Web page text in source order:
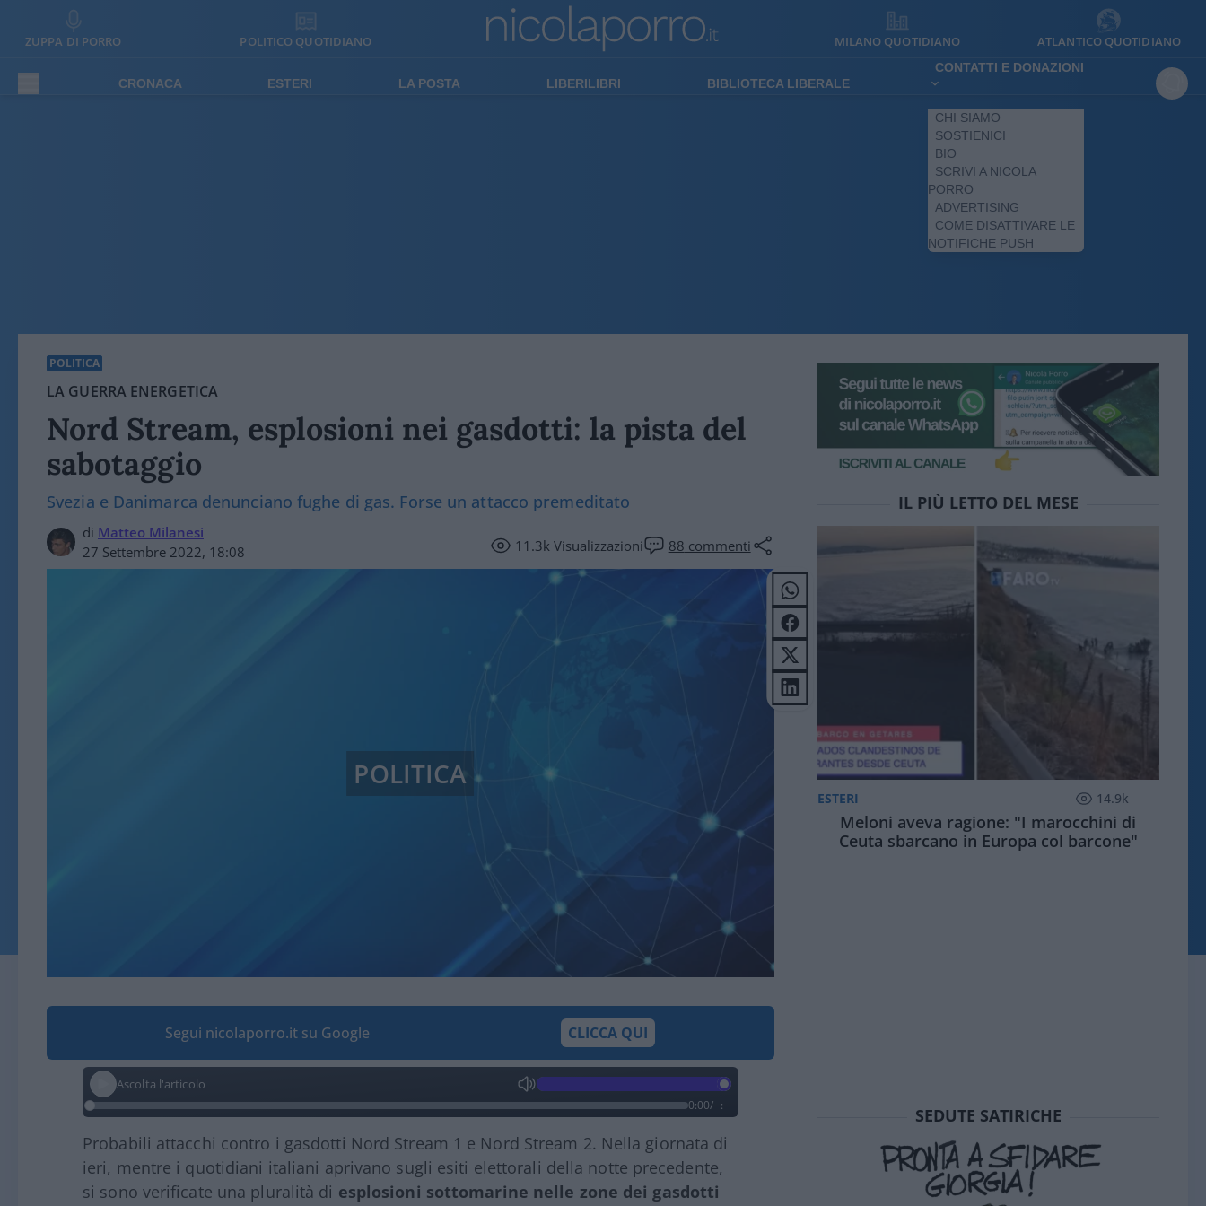
ZUPPA DI PORRO POLITICO QUOTIDIANO MILANO QUOTIDIANO ATLANTICO QUOTIDIANO
CRONACA ESTERI LA POSTA LIBERILIBRI BIBLIOTECA LIBERALE
CONTATTI E DONAZIONI
CHI SIAMO
SOSTIENICI
BIO
SCRIVI A NICOLA
PORRO
ADVERTISING
COME DISATTIVARE LE
NOTIFICHE PUSH
POLITICA
LA GUERRA ENERGETICA
Nord Stream, esplosioni nei gasdotti: la pista del
sabotaggio
Svezia e Danimarca denunciano fughe di gas. Forse un attacco premeditato
di Matteo Milanesi
27 Settembre 2022, 18:08
11.3kVisualizzazioni 88 commenti
POLITICA
Segui nicolaporro.it su Google CLICCA QUI
Ascolta l'articolo
0:00/--:--
Probabili attacchi contro i gasdotti Nord Stream 1 e Nord Stream 2. Nella giornata di
ieri, mentre i quotidiani italiani aprivano sugli esiti elettorali della notte precedente,
si sono verificate una pluralità di esplosioni sottomarine nelle zone dei gasdotti
IL PIÙ LETTO DEL MESE
ESTERI 14.9k
Meloni aveva ragione: "I marocchini di
Ceuta sbarcano in Europa col barcone"
SEDUTE SATIRICHE